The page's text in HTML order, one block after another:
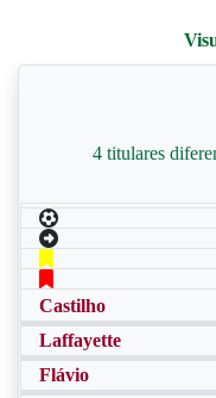
4 titulares
Castilho
Laffayette
Flávio